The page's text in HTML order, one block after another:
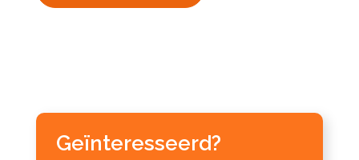
Geïnteresseerd?